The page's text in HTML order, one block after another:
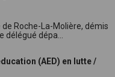
de Roche-La-Molière, démis
délégué dépa...
(AED) en lutte /